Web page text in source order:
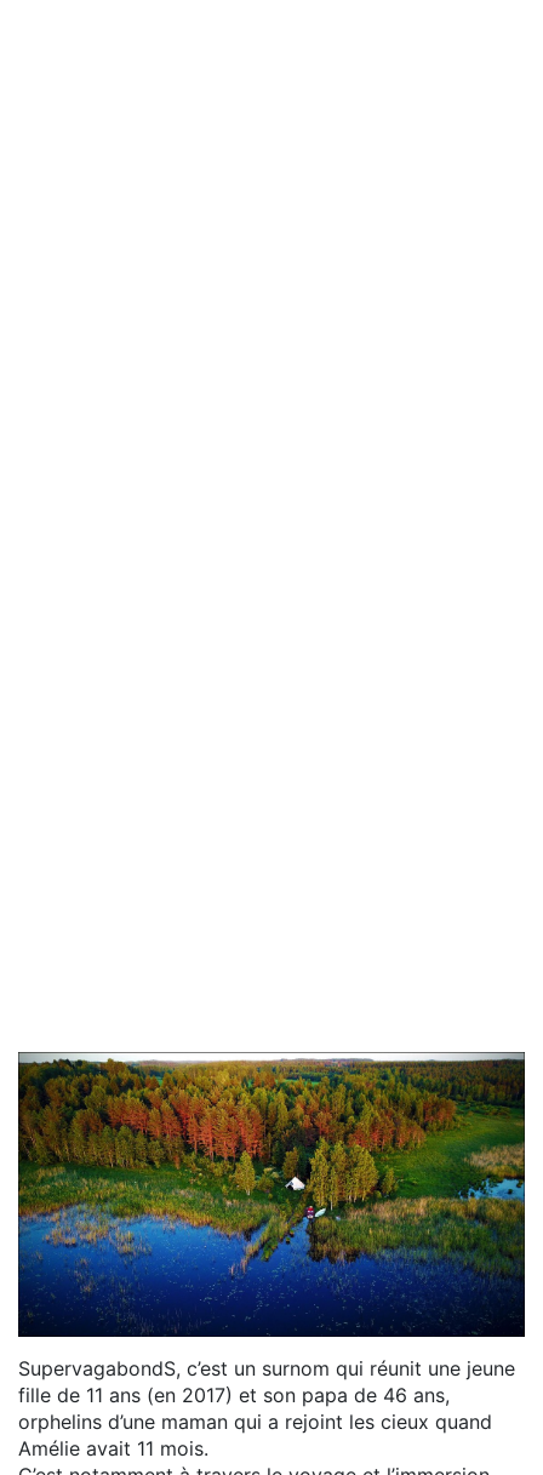
SupervagabondS, c’est un surnom qui réunit une jeune
fille de 11 ans (en 2017) et son papa de 46 ans,
orphelins d’une maman qui a rejoint les cieux quand
Amélie avait 11 mois.